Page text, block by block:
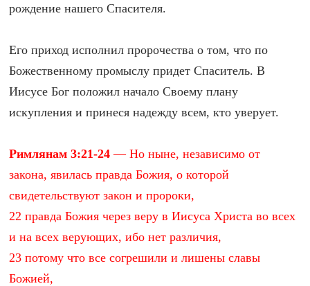
рождение нашего Спасителя.
Его приход исполнил пророчества о том, что по
Божественному промыслу придет Спаситель. В
Иисусе Бог положил начало Своему плану
искупления и принеся надежду всем, кто уверует.
Римлянам 3:21-24 — Но ныне, независимо от
закона, явилась правда Божия, о которой
свидетельствуют закон и пророки,
22 правда Божия через веру в Иисуса Христа во всех
и на всех верующих, ибо нет различия,
23 потому что все согрешили и лишены славы
Божией,